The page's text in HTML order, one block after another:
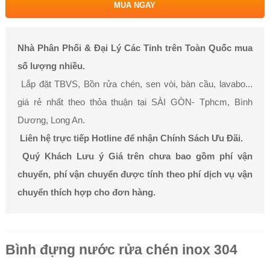
MUA NGAY
Nhà Phân Phối & Đại Lý Các Tỉnh trên Toàn Quốc mua
số lượng nhiều.
Lắp đặt TBVS, Bồn rửa chén, sen vòi, bàn cầu, lavabo...
giá rẻ nhất theo thỏa thuận tại SÀI GÒN- Tphcm, Bình
Dương, Long An.
Liên hệ trực tiếp Hotline để nhận Chính Sách Ưu Đãi.
Quý Khách Lưu ý Giá trên chưa bao gồm phí vận
chuyển, phí vận chuyển được tính theo phí dịch vụ vận
chuyển thích hợp cho đơn hàng.
Bình đựng nước rửa chén inox 304